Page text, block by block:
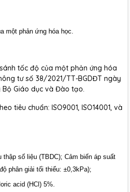
một phản ứng hóa học.
tốc độ của một phản ứng hóa
tư số 38/2021/TT-BGDĐT ngày
Giáo dục và Đào tạo.
tiêu chuẩn: ISO9001, ISO14001, và
số liệu (TBDC); Cảm biến áp suất
phân giải tối thiểu: ±0,3kPa);
acid (HCl) 5%.